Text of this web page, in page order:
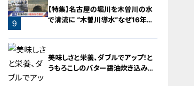
9
【特集】名古屋の堀川を木曽川の水
で清流に “木曽川導水”なぜ16年ぶ
美味しさと栄養、ダブルでアップ！と
うもろこしのバター醤油炊き込みご